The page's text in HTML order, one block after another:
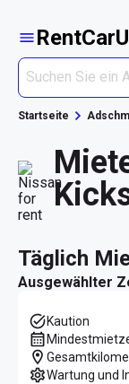
Startseite
täglich
Ausgewählter
Kaution
Wartung und